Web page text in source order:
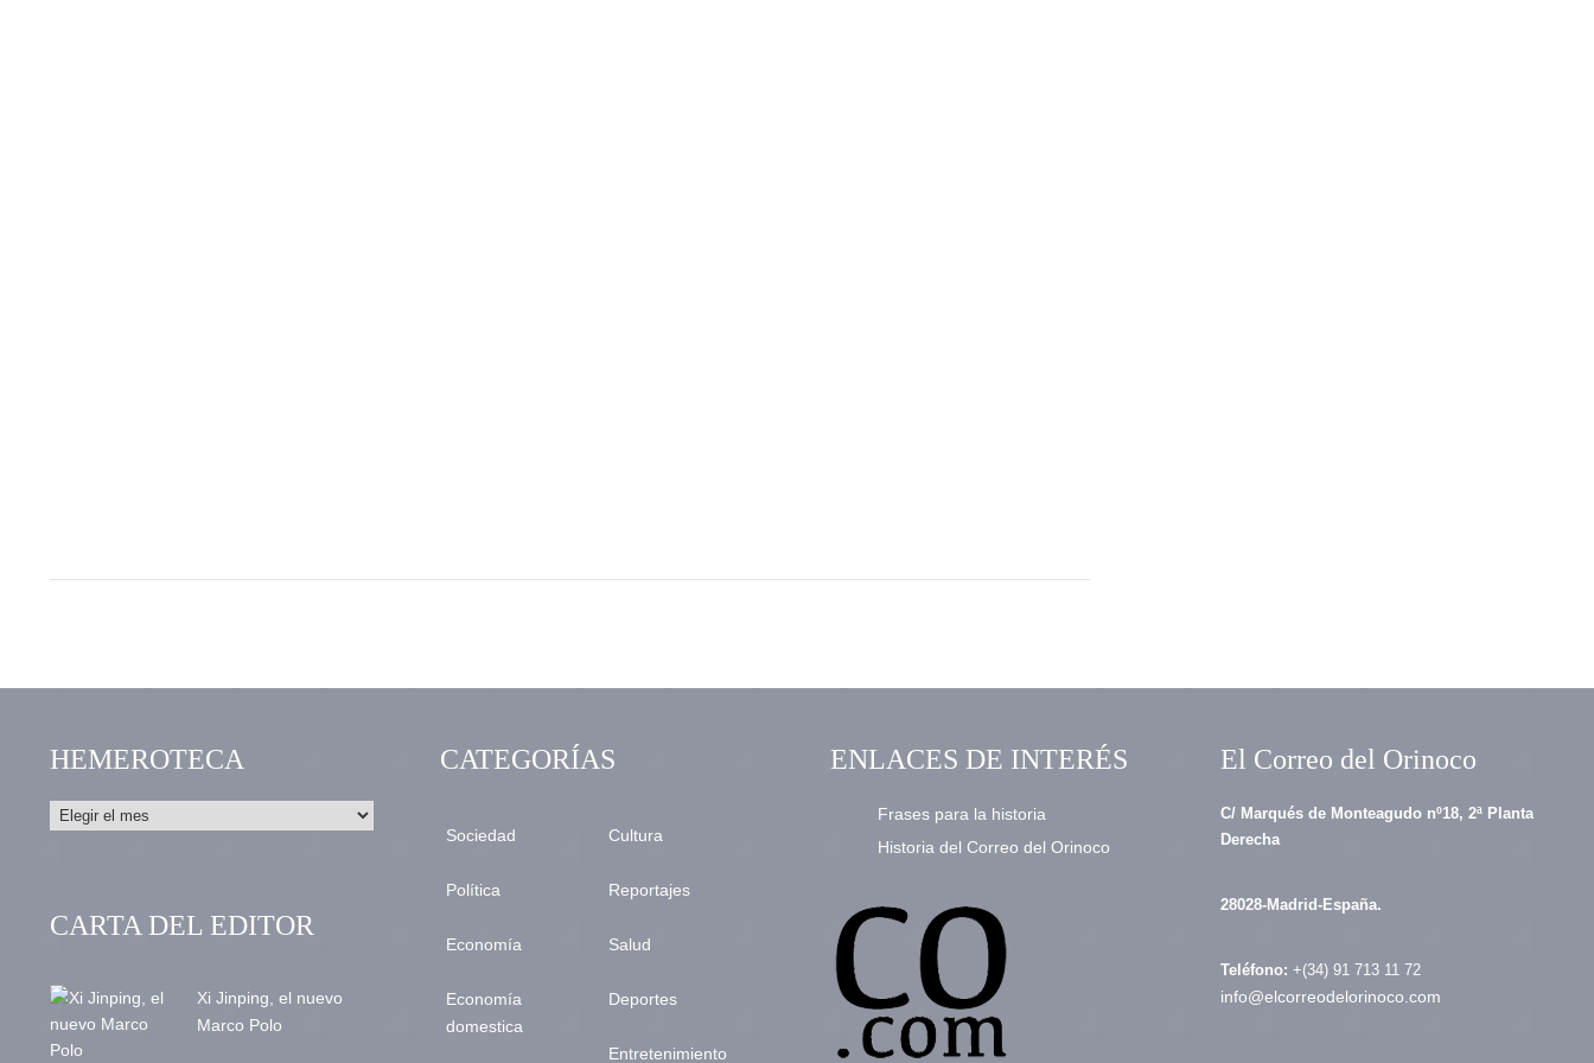
HEMEROTECA
CARTA DEL EDITOR
Xi Jinping, el nuevo
Marco Polo
CATEGORÍAS
Sociedad
Política
Economía
Economía
domestica
Cultura
Reportajes
Salud
Deportes
Entretenimiento
ENLACES DE INTERÉS
Frases para la historia
Historia del Correo del Orinoco
El Correo del Orinoco
C/ Marqués de Monteagudo nº18, 2ª Planta
Derecha
28028-Madrid-España.
Teléfono: +(34) 91 713 11 72
info@elcorreodelorinoco.com